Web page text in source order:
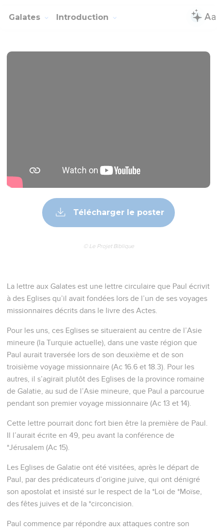
Galates Introduction
Télécharger le poster
© Le Projet Biblique
La lettre aux Galates est une lettre circulaire que Paul écrivit
à des Eglises qu’il avait fondées lors de l’un de ses voyages
missionnaires décrits dans le livre des Actes.
Pour les uns, ces Eglises se situeraient au centre de l’Asie
mineure (la Turquie actuelle), dans une vaste région que
Paul aurait traversée lors de son deuxième et de son
troisième voyage missionnaire (Ac 16.6 et 18.3). Pour les
autres, il s’agirait plutôt des Eglises de la province romaine
de Galatie, au sud de l’Asie mineure, que Paul a parcourue
pendant son premier voyage missionnaire (Ac 13 et 14).
Cette lettre pourrait donc fort bien être la première de Paul.
Il l’aurait écrite en 49, peu avant la conférence de
*Jérusalem (Ac 15).
Les Eglises de Galatie ont été visitées, après le départ de
Paul, par des prédicateurs d’origine juive, qui ont dénigré
son apostolat et insisté sur le respect de la *Loi de *Moïse,
des fêtes juives et de la *circoncision.
Paul commence par répondre aux attaques contre son